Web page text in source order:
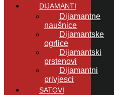
DIJAMANTI
Dijamantne
naušnice
Dijamantske
ogrlice
Dijamantski
prstenovi
Dijamantni
privjesci
SATOVI